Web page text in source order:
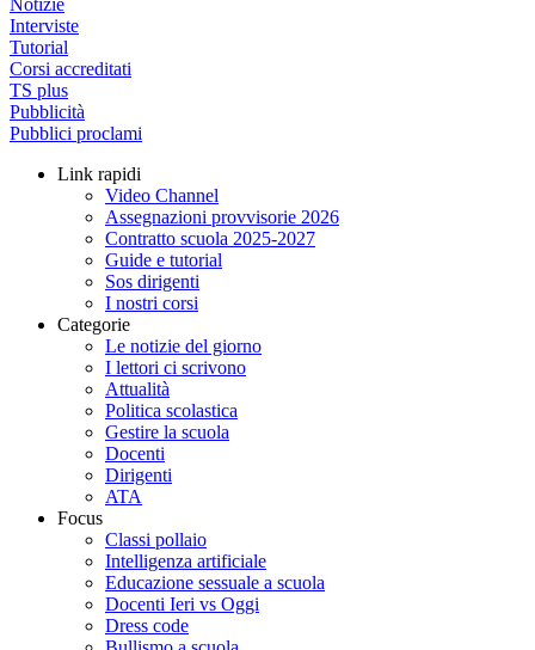
Notizie
Interviste
Tutorial
Corsi accreditati
TS plus
Pubblicità
Pubblici proclami
Link rapidi
Video Channel
Assegnazioni provvisorie 2026
Contratto scuola 2025-2027
Guide e tutorial
Sos dirigenti
I nostri corsi
Categorie
Le notizie del giorno
I lettori ci scrivono
Attualità
Politica scolastica
Gestire la scuola
Docenti
Dirigenti
ATA
Focus
Classi pollaio
Intelligenza artificiale
Educazione sessuale a scuola
Docenti Ieri vs Oggi
Dress code